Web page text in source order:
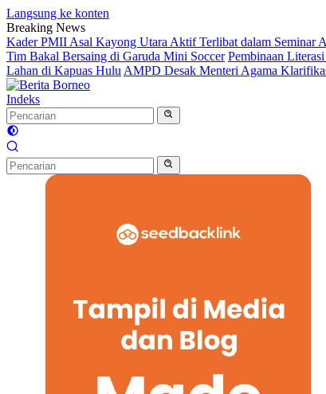
Langsung ke konten
Breaking News
Kader PMII Asal Kayong Utara Aktif Terlibat dalam
Tim Bakal Bersaing di Garuda Mini Soccer Pembinaan
Lahan di Kapuas Hulu AMPD Desak Menteri Agama
Indeks